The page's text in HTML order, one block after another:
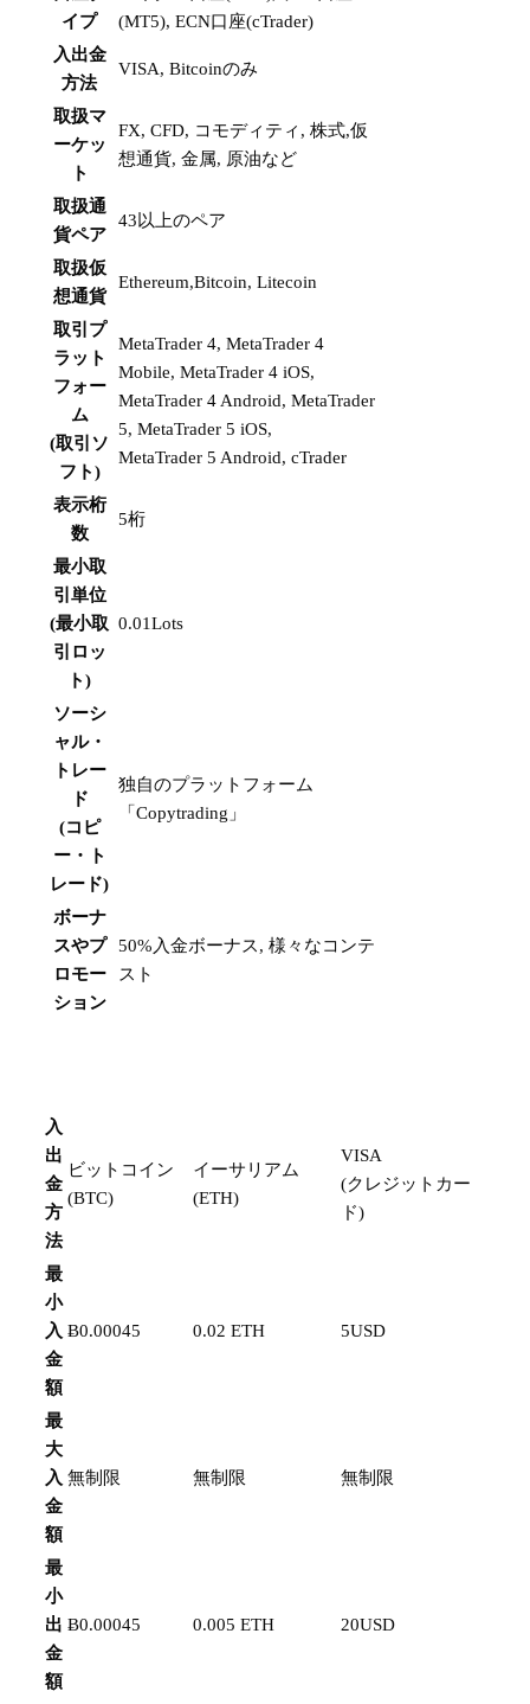
イプ
(MT5), ECN口座(cTrader)
入出金
方法
VISA, Bitcoinのみ
取扱マ
ーケッ
ト
FX, CFD, コモディティ, 株式,仮
想通貨, 金属, 原油など
取扱通
貨ペア
43以上のペア
取扱仮
想通貨
Ethereum,Bitcoin, Litecoin
取引プ
ラット
フォー
ム
(取引ソ
フト)
MetaTrader 4, MetaTrader 4
Mobile, MetaTrader 4 iOS,
MetaTrader 4 Android, MetaTrader
5, MetaTrader 5 iOS,
MetaTrader 5 Android, cTrader
表示桁
数
5桁
最小取
引単位
(最小取
引ロッ
ト)
0.01Lots
ソーシ
ャル・
トレー
ド
(コピ
ー・ト
レード)
独自のプラットフォーム
「Copytrading」
ボーナ
スやプ
ロモー
ション
50%入金ボーナス, 様々なコンテ
スト
入
出
金
方
法
ビットコイン
(BTC)
イーサリアム
(ETH)
VISA
(クレジットカー
ド)
最
小
入
金
額
Ƀ0.00045 0.02 ETH 5USD
最
大
入
金
額
無制限 無制限 無制限
最
小
出
金
額
Ƀ0.00045 0.005 ETH 20USD